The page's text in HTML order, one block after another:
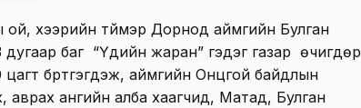
ой, хээрийн түймэр Дорнод аймгийн Булган
баг “Үүдийн жаран” гэдэг газар өчигдөр
бүртгэгдэж, аймгийн Онцгой байдлын
аврах ангийн алба хаагчид, Матад, Булган